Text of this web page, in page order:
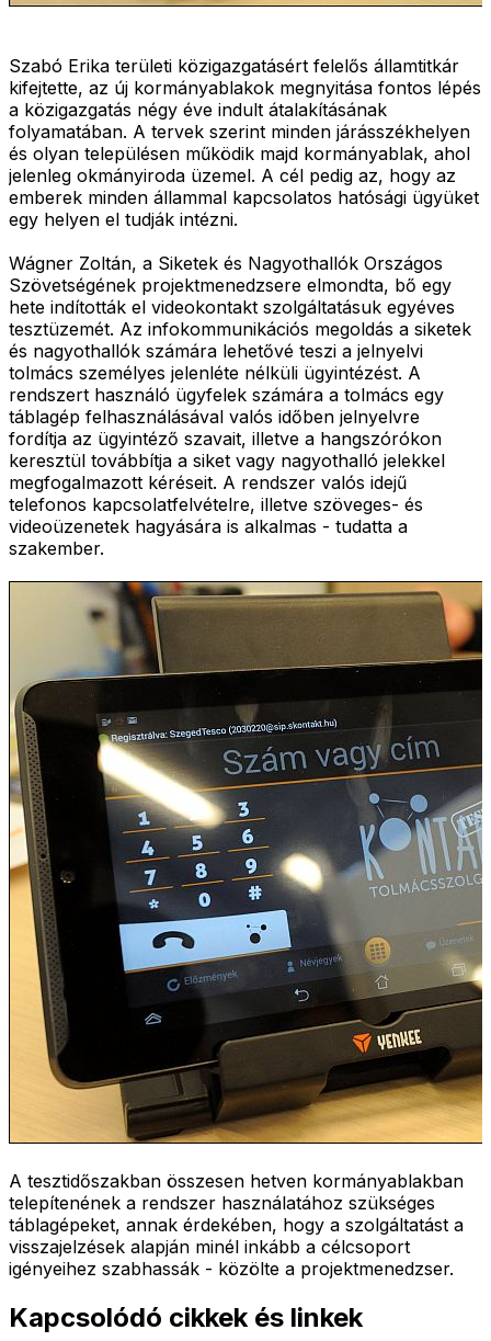
Szabó Erika területi közigazgatásért felelős államtitkár
kifejtette, az új kormányablakok megnyitása fontos lépés
a közigazgatás négy éve indult átalakításának
folyamatában. A tervek szerint minden járásszékhelyen
és olyan településen működik majd kormányablak, ahol
jelenleg okmányiroda üzemel. A cél pedig az, hogy az
emberek minden állammal kapcsolatos hatósági ügyüket
egy helyen el tudják intézni.
Wágner Zoltán, a Siketek és Nagyothallók Országos
Szövetségének projektmenedzsere elmondta, bő egy
hete indították el videokontakt szolgáltatásuk egyéves
tesztüzemét. Az infokommunikációs megoldás a siketek
és nagyothallók számára lehetővé teszi a jelnyelvi
tolmács személyes jelenléte nélküli ügyintézést. A
rendszert használó ügyfelek számára a tolmács egy
táblagép felhasználásával valós időben jelnyelvre
fordítja az ügyintéző szavait, illetve a hangszórókon
keresztül továbbítja a siket vagy nagyothalló jelekkel
megfogalmazott kéréseit. A rendszer valós idejű
telefonos kapcsolatfelvételre, illetve szöveges- és
videoüzenetek hagyására is alkalmas - tudatta a
szakember.
A tesztidőszakban összesen hetven kormányablakban
telepítenének a rendszer használatához szükséges
táblagépeket, annak érdekében, hogy a szolgáltatást a
visszajelzések alapján minél inkább a célcsoport
igényeihez szabhassák - közölte a projektmenedzser.
Kapcsolódó cikkek és linkek